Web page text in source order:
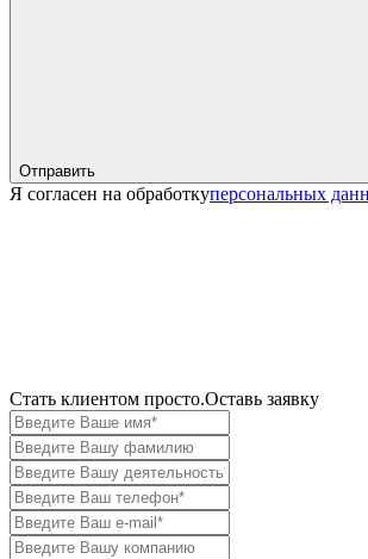
Отправить
Я согласен на обработкуперсональных
Cтать клиентом просто.Оставь заявку